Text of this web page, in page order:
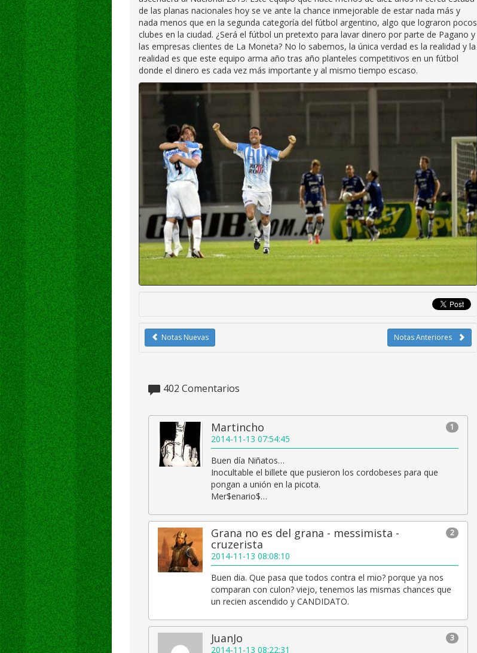
de las planas nacionales hoy se ve ante la chance inmejorable de estar nada más y
nada menos que en la segunda categoría del fútbol argentino, algo que lograron pocos
clubes en la ciudad. ¿Será el fútbol un pretexto para lavar dinero por parte de Pagano y
las empresas clientes de La Moneta? No lo sabemos, la única verdad es la realidad y la
realidad es que este equipo arma año tras año planteles competitivos en un fútbol
donde el dinero es cada vez más importante y al mismo tiempo escaso.
Notas Anteriores
Notas Nuevas
402 Comentarios
1
Martincho
2014-11-13 07:54:45
Buen día Niñatos…
Inocultable el billete que pusieron los cordobeses para que
pongan a unión en la picota.
Mer$enario$…
2
Grana no es del grana - messimista -
cruzerista
2014-11-13 08:08:10
Buen dia. Que pasa que todos contra el mio? porque ya nos
comparan con culon? viejo, tenemos las mismas chances que
un recien ascendido y CANDIDATO.
3
JuanJo
2014-11-13 08:22:31